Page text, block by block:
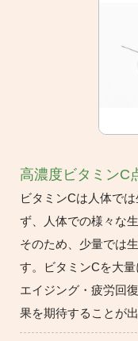
高濃度ビタミンC
ビタミンCは人体で
ず、人体での様々な
そのため、少量では
す。ビタミンCを大
エイジング・疲労回
果を期待することが出